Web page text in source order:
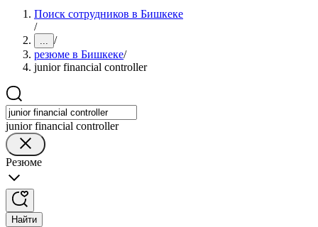
Поиск сотрудников в Бишкеке
/
... /
резюме в Бишкеке/
junior financial controller
junior financial controller
Резюме
Найти